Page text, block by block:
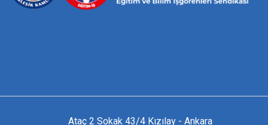
Ataç 2 Sokak 43/4 Kızılay - Ankara